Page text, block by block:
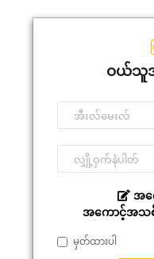
ဝယ်သူအ
အက
အကောင့်အသစ်
မှတ်ထားပါ